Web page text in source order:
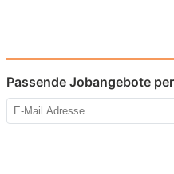
Passende Jobangebote